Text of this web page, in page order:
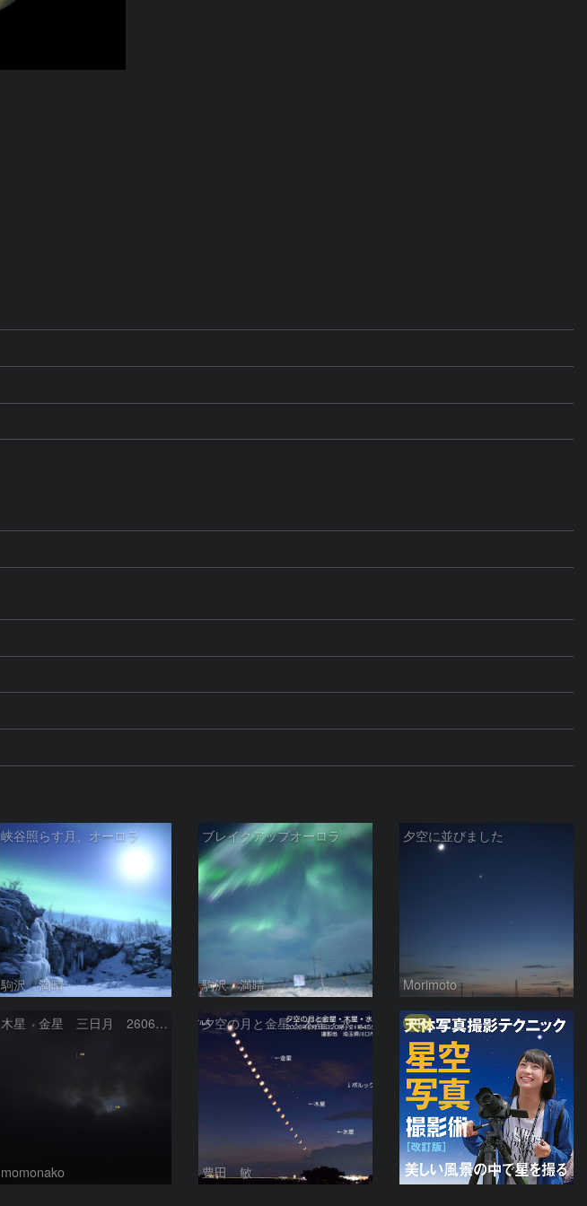
峡谷照らす月、オーロラ
駒沢 満晴
ブレイクアップオーロラ
駒沢 満晴
夕空に並びました
Morimoto
木星 金星 三日月 260618
momonako
夕空の月と金星・木星・水星の接近 2026/6/18
豊田 敏
PR